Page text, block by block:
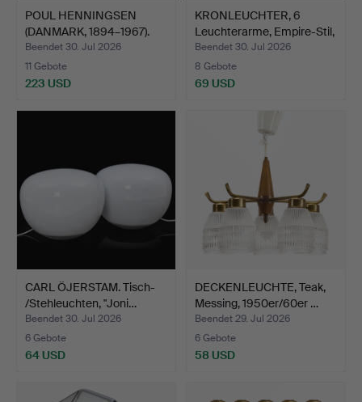
POUL HENNINGSEN
(DANMARK, 1894–1967).
Deck…
Beendet 30. Jul 2026
11 Gebote
223 USD
KRONLEUCHTER, 6
Leuchterarme, Empire-Stil,
…
Beendet 30. Jul 2026
8 Gebote
69 USD
CARL ÖJERSTAM. Tisch-
/Stehleuchten, "Joni…
Beendet 30. Jul 2026
6 Gebote
64 USD
DECKENLEUCHTE, Teak,
Messing, 1950er/60er …
Beendet 29. Jul 2026
6 Gebote
58 USD